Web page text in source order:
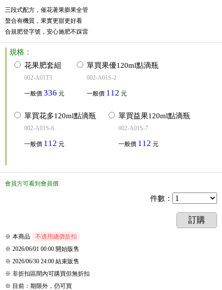
三段式配方，催花著果膨果全管
螯合有機質，果實更甜更好看
合規肥登字號，安心施肥不踩雷
規格：
花果肥套組
002-A01T3
一般價 336 元
單買果優120ml點滴瓶
002-A01S-2
一般價 112 元
單買花多120ml點滴瓶
002-A01S-6
一般價 112 元
單買益果120ml點滴瓶
002-A01S-7
一般價 112 元
會員方可看到會員價
件數 ：
訂購
※ 本商品
不適用總價折扣
※ 2026/06/01 00:00 開始販售
※ 2026/06/30 24:00 結束販售
※ 非折扣區間內可購買但無折扣
※ 目前 ： 期限外 ， 仍可買